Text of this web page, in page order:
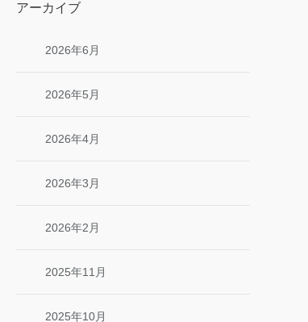
アーカイブ
2026年6月
2026年5月
2026年4月
2026年3月
2026年2月
2025年11月
2025年10月